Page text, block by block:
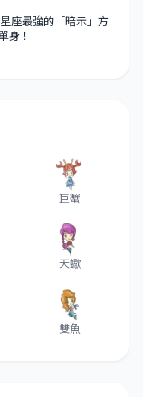
座最強的「暗示」方
身！
巨蟹
天蠍
雙魚